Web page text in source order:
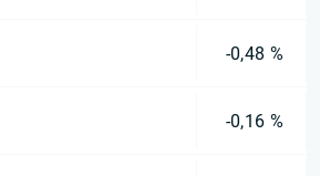
-0,48 %
-0,16 %